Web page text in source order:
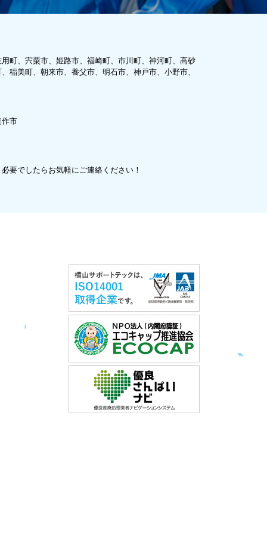
町、宍粟市、姫路市、福崎町、市川町、神河町、高砂
稲美町、朝来市、養父市、明石市、神戸市、小野市、
作市
要でしたらお気軽にご連絡ください！